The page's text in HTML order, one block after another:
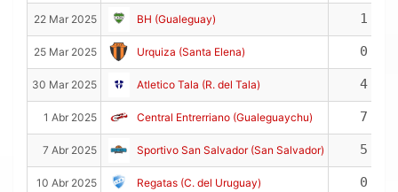
22 Mar 2025 BH (Gualeguay) 1
25 Mar 2025 Urquiza (Santa Elena) 0
30 Mar 2025 Atletico Tala (R. del Tala) 4
1 Abr 2025 Central Entrerriano (Gualeguaychu) 7
7 Abr 2025 Sportivo San Salvador (San Salvador) 5
10 Abr 2025 Regatas (C. del Uruguay) 0